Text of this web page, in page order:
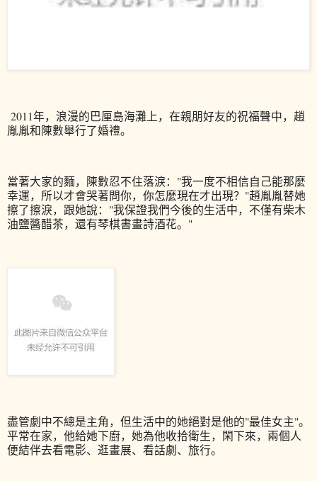
2011年， 浪漫的巴厘島海灘上，在親朋好友的祝福聲中，趙
胤胤和陳數舉行了婚禮。
當著大家的麵，陳數忍不住落淚："我一度不相信自己能那麼
幸運，所以才會哭著問你，你怎麼現在才出現？"趙胤胤替她
擦了擦淚，跟她說："我保證我們今後的生活中，不僅有柴木
油鹽醬醋茶，還有琴棋書畫詩酒花。"
盡管劇中不總是主角，但生活中的她絕對是他的"最佳女主"。
平常在家，他給她下廚，她為他收拾衛生，閑下來，兩個人
便結伴去看電影、逛畫展、看話劇、旅行。